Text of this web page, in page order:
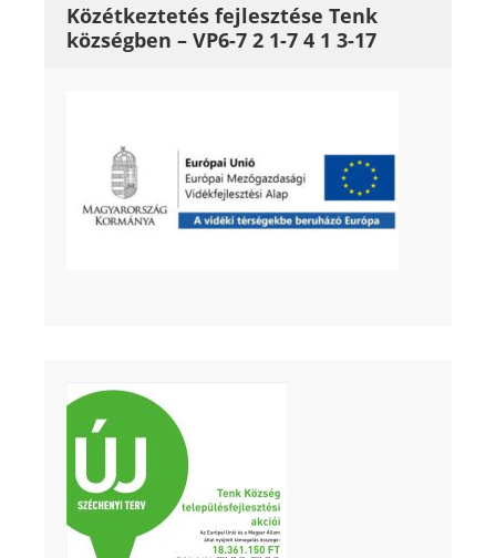
Közétkeztetés fejlesztése Tenk
községben – VP6-7 2 1-7 4 1 3-17